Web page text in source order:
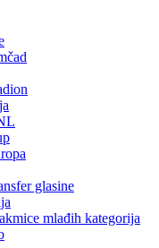
glasine
mlađih kategorija